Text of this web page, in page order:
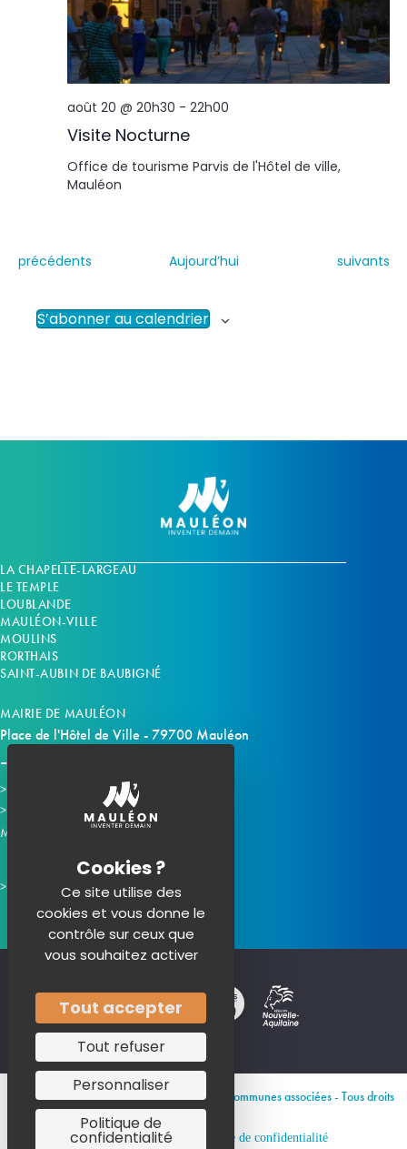
Visite Nocturne
août 20 @ 20h30 - 22h00
Office de tourisme Parvis de l'Hôtel de ville,
Mauléon
É
précédents Aujourd’hui
É
suivants
S’abonner au calendrier
LA CHAPELLE-LARGEAU
LE TEMPLE
LOUBLANDE
MAULÉON-VILLE
MOULINS
RORTHAIS
SAINT-AUBIN DE BAUBIGNÉ
MAIRIE DE MAULÉON
Place de l'Hôtel de Ville - 79700 Mauléon
Horaires d'ouverture
Contacter la mairie
Mauléon sur les réseaux :
© 2026 Site officiel de Mauléon et de ses communes associées - Tous droits
réservés
Mentions légales Politique de confidentialité
Ce site utilise des
cookies et vous donne le
contrôle sur ceux que
vous souhaitez activer
Tout accepter
Tout refuser
Personnaliser
Politique de
confidentialité